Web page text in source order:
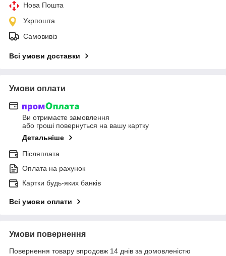
Нова Пошта
Укрпошта
Самовивіз
Всі умови доставки
Умови оплати
Ви отримаєте замовлення
або гроші повернуться на вашу картку
Детальніше
Післяплата
Оплата на рахунок
Картки будь-яких банків
Всі умови оплати
Умови повернення
Повернення товару впродовж 14 днів за домовленістю